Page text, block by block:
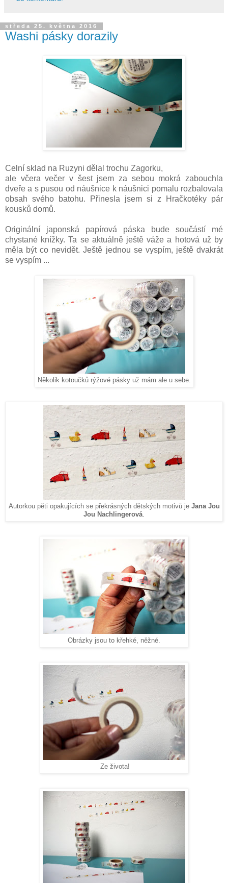
středa 25. května 2016
Washi pásky dorazily
Celní sklad na Ruzyni dělal trochu Zagorku,
ale včera večer v šest jsem za sebou mokrá zabouchla
dveře a s pusou od náušnice k náušnici pomalu rozbalovala
obsah svého batohu. Přinesla jsem si z Hračkotéky pár
kousků domů.
Originální japonská papírová páska bude součástí mé
chystané knížky. Ta se aktuálně ještě váže a hotová už by
měla být co nevidět. Ještě jednou se vyspím, ještě dvakrát
se vyspím ...
Několik kotoučků rýžové pásky už mám ale u sebe.
Autorkou pěti opakujících se překrásných dětských motivů je Jana Jou
Jou Nachlingerová.
Obrázky jsou to křehké, něžné.
Ze života!